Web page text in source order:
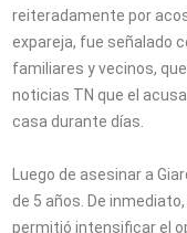
reiteradamente por
expareja, fue señalado
familiares y vecinos,
noticias TN que el
casa durante días.
Luego de asesinar a
de 5 años. De
permitió intensificar el